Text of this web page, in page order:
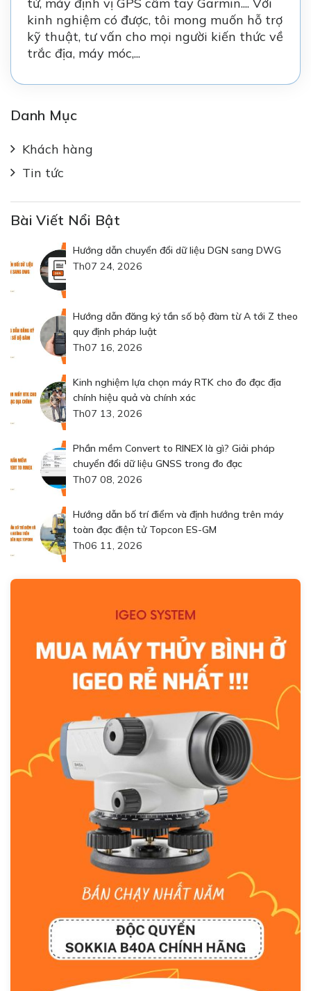
tử, máy định vị GPS cầm tay Garmin.... Với
kinh nghiệm có được, tôi mong muốn hỗ trợ
kỹ thuật, tư vấn cho mọi người kiến thức về
trắc địa, máy móc,...
Danh Mục
Khách hàng
Tin tức
Bài Viết Nổi Bật
Hướng dẫn chuyển đổi dữ liệu DGN sang DWG
Th07 24, 2026
Hướng dẫn đăng ký tần số bộ đàm từ A tới Z theo
quy định pháp luật
Th07 16, 2026
Kinh nghiệm lựa chọn máy RTK cho đo đạc địa
chính hiệu quả và chính xác
Th07 13, 2026
Phần mềm Convert to RINEX là gì? Giải pháp
chuyển đổi dữ liệu GNSS trong đo đạc
Th07 08, 2026
Hướng dẫn bố trí điểm và định hướng trên máy
toàn đạc điện tử Topcon ES-GM
Th06 11, 2026